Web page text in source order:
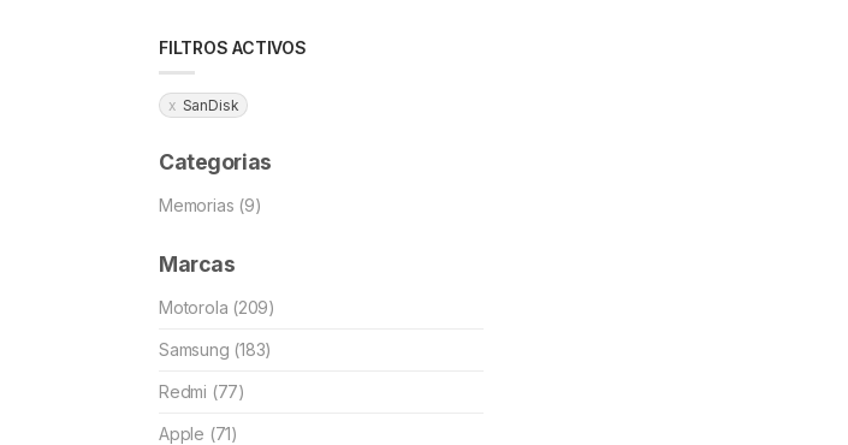
FILTROS ACTIVOS
SanDisk
Categorias
Memorias (9)
Marcas
Motorola (209)
Samsung (183)
Redmi (77)
Apple (71)